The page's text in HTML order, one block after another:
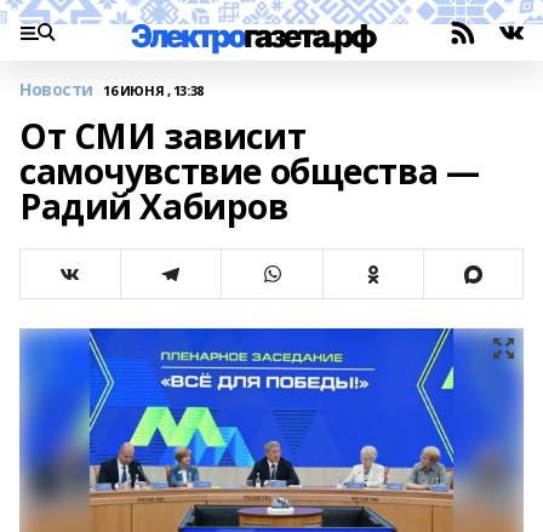
Новости 16 ИЮНЯ , 13:38
От СМИ зависит
самочувствие общества —
Радий Хабиров